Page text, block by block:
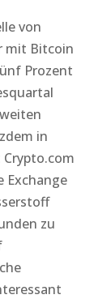
von
mit Bitcoin
Prozent
in
Exchange
zu